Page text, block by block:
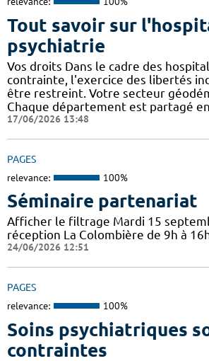
Tout savoir sur
psychiatrie
Vos droits Dans le cadre des
contrainte, l'exercice des libertés
être restreint. Votre secteur
Chaque département est partagé
17/06/2026 13:48
PAGES
relevance: 100%
Séminaire partenariat
Afficher le filtrage Mardi 15
réception La Colombière de 9h à
24/06/2026 12:51
PAGES
relevance: 100%
Soins psychiatriques
contraintes